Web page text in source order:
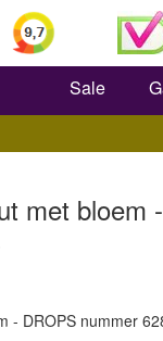
Sale
met bloem
- DROPS nummer